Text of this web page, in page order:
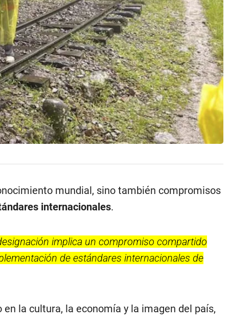
mundial, sino también compromisos
internacionales.
implica un compromiso compartido
de estándares internacionales de
la cultura, la economía y la imagen del país,